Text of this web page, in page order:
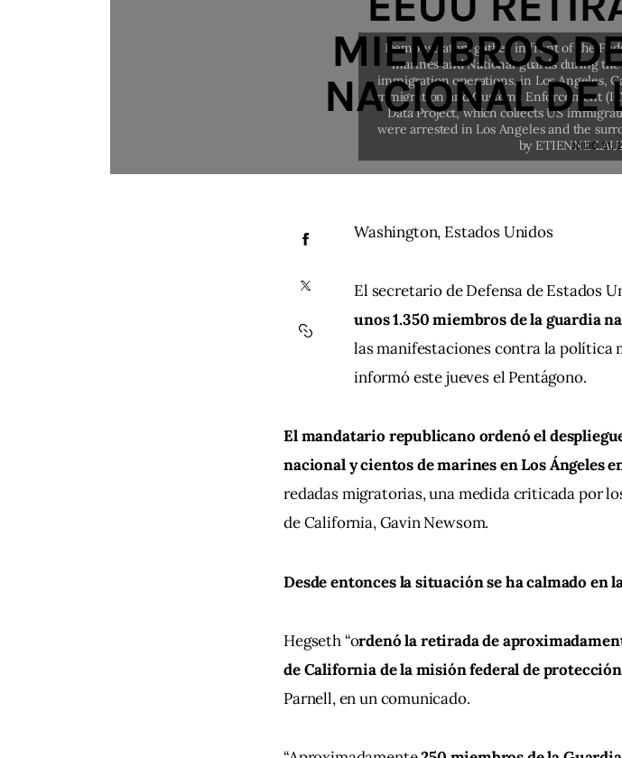
MIEMBROS
NACIONAL DE
JULIO 31,
Washington, Estados Unidos
El secretario de Defensa de Estados
unos 1.350 miembros de la guardia
las manifestaciones contra la política
informó este jueves el Pentágono.
El mandatario republicano ordenó el
nacional y cientos de marines en Los Ángeles
redadas migratorias, una medida criticada por
de California, Gavin Newsom.
Desde entonces la situación se ha calmado en
Hegseth “ordenó la retirada de
de California de la misión federal de
Parnell, en un comunicado.